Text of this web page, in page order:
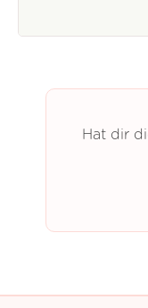
Hat dir